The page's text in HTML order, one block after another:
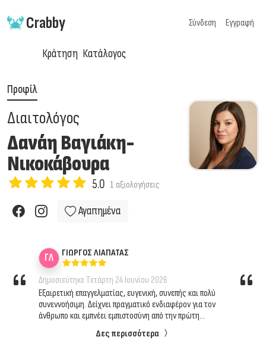
Crabby Σύνδεση Εγγραφή
Προφίλ
Κράτηση Κατάλογος
Διαιτολόγος
Δανάη Βαγιάκη-
Νικοκάβουρα
5.0 1 αξιολογήσεις
Αγαπημένα
ΓΛ ΓΙΩΡΓΟΣ ΛΙΑΠΑΤΑΣ
Δημοσιεύτηκε Τετάρτη 24 Ιουνίου 2026
Εξαιρετική επαγγελματίας, ευγενική, συνεπής και πολύ
συνεννοήσιμη. Δείχνει πραγματικό ενδιαφέρον για τον
άνθρωπο και εμπνέει εμπιστοσύνη από την πρώτη
επικοινωνία. Τη συστήνω ανεπιφύλακτα!
Δες περισσότερα